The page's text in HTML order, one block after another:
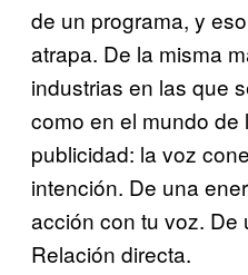
de un programa, y
atrapa. De la misma
industrias en las que
como en el mundo de
publicidad: la voz
intención. De una
acción con tu voz. De
Relación directa.